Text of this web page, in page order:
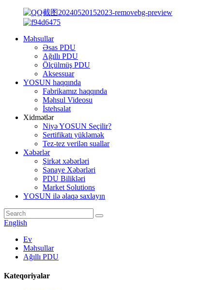
Məhsullar
Əsas PDU
Ağıllı PDU
Ölçülmüş PDU
Aksessuar
YOSUN haqqında
Fabrikamız haqqında
Məhsul Videosu
İstehsalat
Xidmətlər
Niyə YOSUN Seçilir?
Sertifikatı yükləmək
Tez-tez verilən suallar
Xəbərlər
Şirkət xəbərləri
Sənaye Xəbərləri
PDU Bilikləri
Market Solutions
YOSUN ilə əlaqə saxlayın
English
Ev
Məhsullar
Ağıllı PDU
Kateqoriyalar